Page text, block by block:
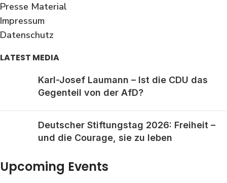
Presse Material
Impressum
Datenschutz
LATEST MEDIA
Karl-Josef Laumann – Ist die CDU das
Gegenteil von der AfD?
Deutscher Stiftungstag 2026: Freiheit –
und die Courage, sie zu leben
Upcoming Events